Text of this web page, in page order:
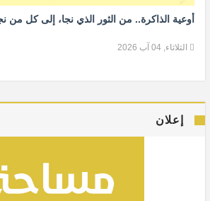
أوعية الذاكرة.. من الثور الذي نجا، إلى كل من
الثلاثاء, 04 آب 2026
إعلان